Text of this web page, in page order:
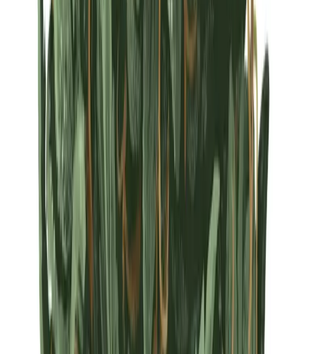
Sativa Strains Indica Strains Hybrid Strains
Standorte